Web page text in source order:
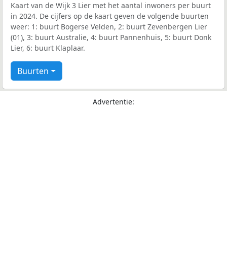
Kaart van de Wijk 3 Lier met het aantal inwoners per buurt
in 2024. De cijfers op de kaart geven de volgende buurten
weer: 1: buurt Bogerse Velden, 2: buurt Zevenbergen Lier
(01), 3: buurt Australie, 4: buurt Pannenhuis, 5: buurt Donk
Lier, 6: buurt Klaplaar.
Buurten
Advertentie: